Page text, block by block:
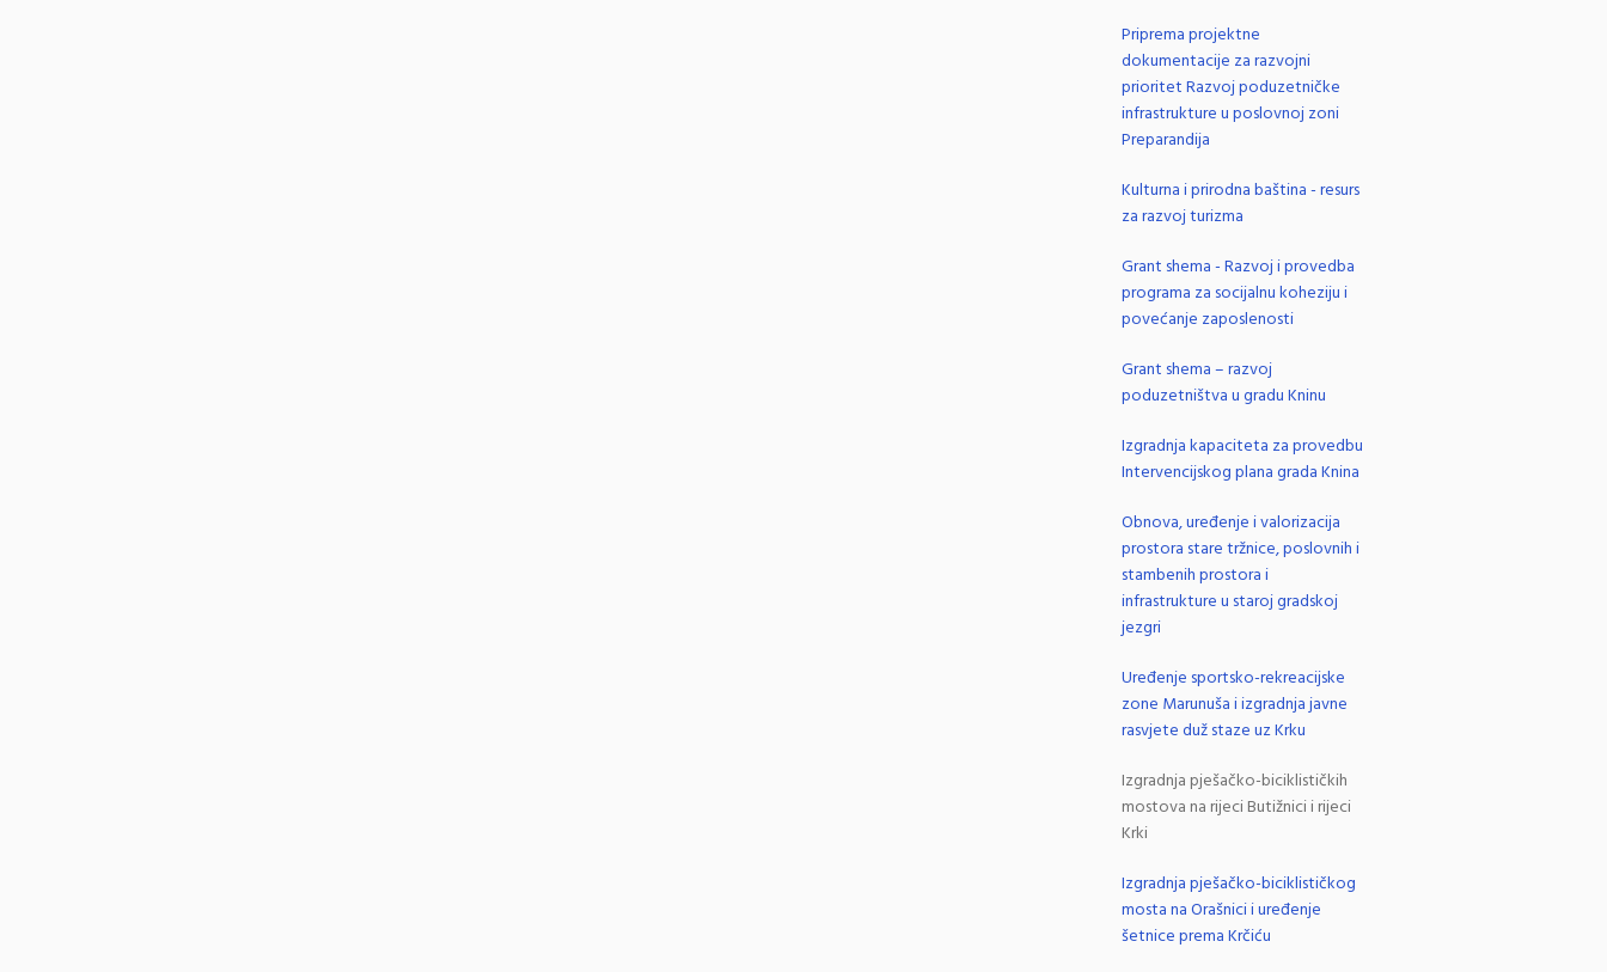
Priprema projektne
dokumentacije za razvojni
prioritet Razvoj poduzetničke
infrastrukture u poslovnoj zoni
Preparandija
Kulturna i prirodna baština - resurs
za razvoj turizma
Grant shema - Razvoj i provedba
programa za socijalnu koheziju i
povećanje zaposlenosti
Grant shema – razvoj
poduzetništva u gradu Kninu
Izgradnja kapaciteta za provedbu
Intervencijskog plana grada Knina
Obnova, uređenje i valorizacija
prostora stare tržnice, poslovnih i
stambenih prostora i
infrastrukture u staroj gradskoj
jezgri
Uređenje sportsko-rekreacijske
zone Marunuša i izgradnja javne
rasvjete duž staze uz Krku
Izgradnja pješačko-biciklističkih
mostova na rijeci Butižnici i rijeci
Krki
Izgradnja pješačko-biciklističkog
mosta na Orašnici i uređenje
šetnice prema Krčiću